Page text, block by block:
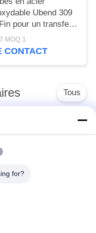
Ubend 309
pour un transfert
chaleur durable en
MOQ:1
CONTACT
Tous
duplex
for?